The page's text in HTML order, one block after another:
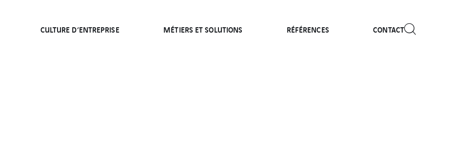
CULTURE D’ENTREPRISE MÉTIERS ET SOLUTIONS RÉFÉRENCES CONTACT